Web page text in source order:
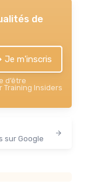
de
Je m'inscris
d’être
Training Insiders
sur Google